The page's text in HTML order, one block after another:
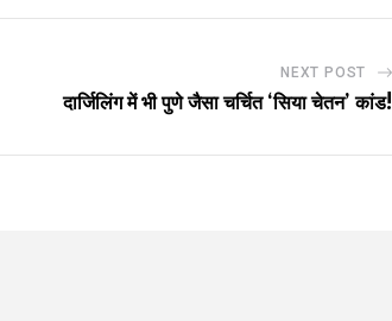
NEXT POST
दार्जिलिंग में भी पुणे जैसा चर्चित ‘सिया चेतन’ कांड!